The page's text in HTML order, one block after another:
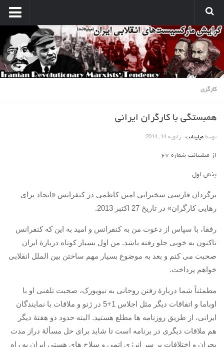
انتشارات
نشریه کارگر میلیتانت
نشر میلیتانت
صدای مارکسیستهای انقلابی
آرشیو مارکسیست ها در اینترنت
بین المللی
بحران امپریالیسم
مسائل اقتصادی
بحث
زنان
کارگران
اقتصادی
ادبی
سیاسی
کارگری
همبستگی با کارگران ایرانی
توسط میلیتانت ·ژانویه 14, 2014
از میلیتانت شماره ۶۷
بخش اول
برگردان فارسی سخنرانی امین کاظمی در کنفرانس «اتحاد برای
رهایی کارگران» در تاریخ 27 اکتبر 2013.
رفقا، با سپاس از دعوت من به کنفرانس و امید به این که کنفرانس
تاکنون به خوبی جلو رفته باشد. من اول بسیار کوتاه دربارۀ ایران
صحبت می کنم و بعد به موضوع بسیار مهم ساختن بین الملل انقلابی
خواهم پرداخت.
مطمئناً شما دربارۀ رفتن روحانی به نیویورک، صحبت تلفنی او با
اوباما و اتفاقات دیگر مثل اجلاس 1+5
در ژنو و ملاقات با نمایندگان
ایرانی، از طریق روزنامه ها مطلع هستید. البته حدود دو هفتۀ دیگر
هم ملاقات دیگری در برنامه است تا شاید برای حل مسألۀ دراز مدت
بحران و اختلافات بر سر انرژی اتمی و سلاح های هستی ایران به راه